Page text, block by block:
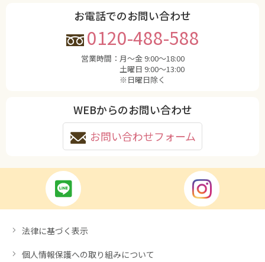
お電話でのお問い合わせ
0120-488-588
営業時間： 月〜金 9:00〜18:00
土曜日 9:00〜13:00
※日曜日除く
WEBからのお問い合わせ
お問い合わせフォーム
法律に基づく表示
個人情報保護への取り組みについて